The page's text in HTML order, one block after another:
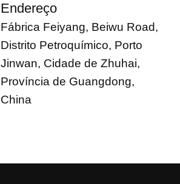
Endereço
Fábrica Feiyang, Beiwu Road,
Distrito Petroquímico, Porto
Jinwan, Cidade de Zhuhai,
Província de Guangdong,
China